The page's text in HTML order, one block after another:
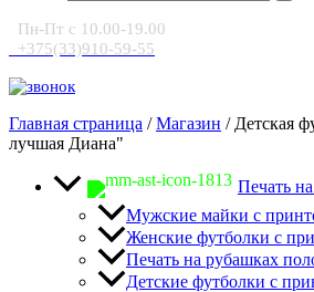
Пн-Пт с 10.00-19.00
+375(33)910-59-55
Главная страница /Магазин /Детская
лучшая Диана"
Печать
Мужские майки с
Женские футболки с
Печать на рубашках
Детские футболки с